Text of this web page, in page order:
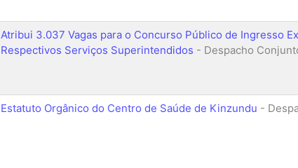
Atribui 3.037 Vagas para o Concurso Público de Ingresso
Respectivos Serviços Superintendidos - Despacho
Estatuto Orgânico do Centro de Saúde de Kinzundu -